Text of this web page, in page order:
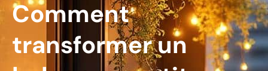
Comment
transformer un